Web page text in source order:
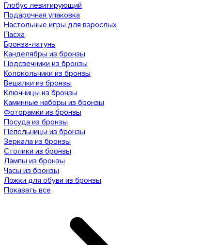
Глобус левитирующий
Подарочная упаковка
Настольные игры для взрослых
Пасха
Бронза-латунь
Канделябры из бронзы
Подсвечники из бронзы
Колокольчики из бронзы
Вешалки из бронзы
Ключницы из бронзы
Каминные наборы из бронзы
Фоторамки из бронзы
Посуда из бронзы
Пепельницы из бронзы
Зеркала из бронзы
Столики из бронзы
Лампы из бронзы
Часы из бронзы
Ложки для обуви из бронзы
Показать все